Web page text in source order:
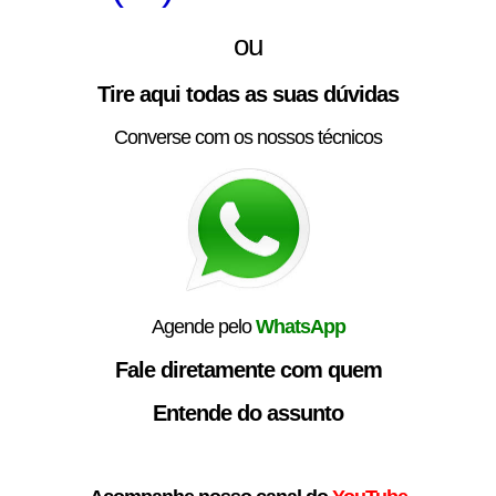
ou
Tire aqui todas as suas dúvidas
Converse com os nossos técnicos
Agende peloWhatsApp
Fale diretamente com quem
Entende do assunto